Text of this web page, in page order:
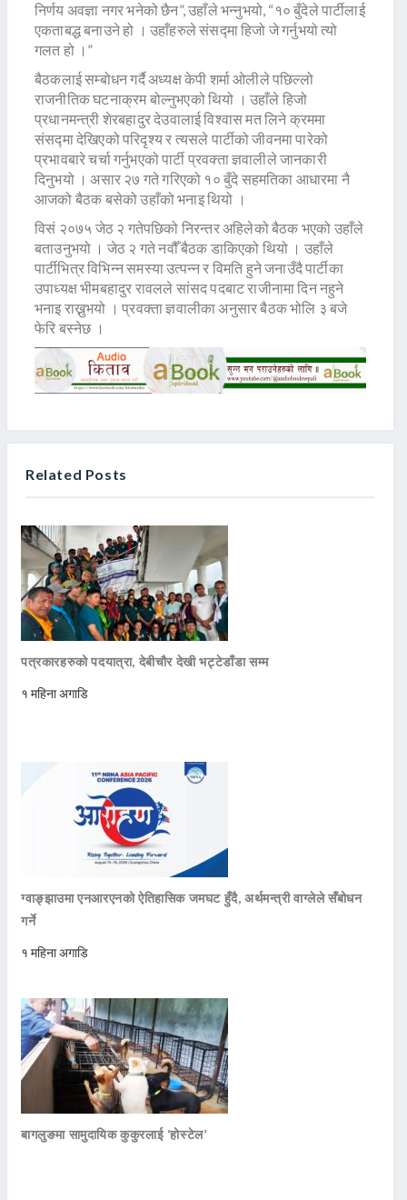
निर्णय अवज्ञा नगर भनेको छैन”, उहाँले भन्नुभयो, “१० बुँदेले पार्टीलाई
एकताबद्ध बनाउने हो । उहाँहरुले संसद्मा हिजो जे गर्नुभयो त्यो
गलत हो ।”
बैठकलाई सम्बोधन गर्दै अध्यक्ष केपी शर्मा ओलीले पछिल्लो
राजनीतिक घटनाक्रम बोल्नुभएको थियो । उहाँले हिजो
प्रधानमन्त्री शेरबहादुर देउवालाई विश्वास मत लिने क्रममा
संसद्मा देखिएको परिदृश्य र त्यसले पार्टीको जीवनमा पारेको
प्रभावबारे चर्चा गर्नुभएको पार्टी प्रवक्ता ज्ञवालीले जानकारी
दिनुभयो । असार २७ गते गरिएको १० बुँदे सहमतिका आधारमा नै
आजको बैठक बसेको उहाँको भनाइ थियो ।
विसं २०७५ जेठ २ गतेपछिको निरन्तर अहिलेको बैठक भएको उहाँले
बताउनुभयो । जेठ २ गते नवौँ बैठक डाकिएको थियो । उहाँले
पार्टीभित्र विभिन्न समस्या उत्पन्न र विमति हुने जनाउँदै पार्टीका
उपाध्यक्ष भीमबहादुर रावलले सांसद पदबाट राजीनामा दिन नहुने
भनाइ राख्नुभयो । प्रवक्ता ज्ञवालीका अनुसार बैठक भोलि ३ बजे
फेरि बस्नेछ ।
Related Posts
पत्रकारहरुको पदयात्रा, देबीचौर देखी भट्टेडाँडा सम्म
१ महिना अगाडि
ग्वाङ्झाउमा एनआरएनको ऐतिहासिक जमघट हुँदै, अर्थमन्त्री वाग्लेले सँबोधन
गर्ने
१ महिना अगाडि
बागलुङमा सामुदायिक कुकुरलाई ‘होस्टेल’